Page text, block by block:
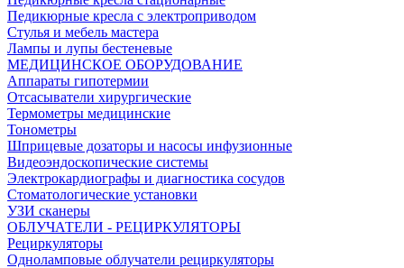
Педикюрные кресла с электроприводом
Стулья и мебель мастера
Лампы и лупы бестеневые
МЕДИЦИНСКОЕ ОБОРУДОВАНИЕ
Аппараты гипотермии
Отсасыватели хирургические
Термометры медицинские
Тонометры
Шприцевые дозаторы и насосы инфузионные
Видеоэндоскопические системы
Электрокардиографы и диагностика сосудов
Стоматологические установки
УЗИ сканеры
ОБЛУЧАТЕЛИ - РЕЦИРКУЛЯТОРЫ
Рециркуляторы
Одноламповые облучатели рециркуляторы